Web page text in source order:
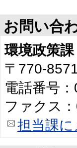
お問い合
環境政策課
〒770-
電話番号
ファクス
担当課